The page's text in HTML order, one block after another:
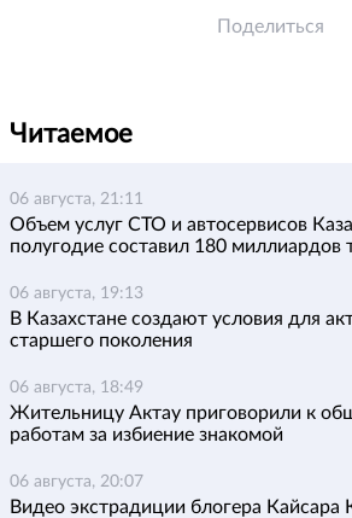
Поделиться
Читаемое
06 августа, 21:11
Объем услуг СТО и автосервисов
полугодие составил 180 миллиардов
06 августа, 19:13
В Казахстане создают условия для
старшего поколения
06 августа, 18:49
Жительницу Актау приговорили к
работам за избиение знакомой
06 августа, 20:07
Видео экстрадиции блогера Кайсара